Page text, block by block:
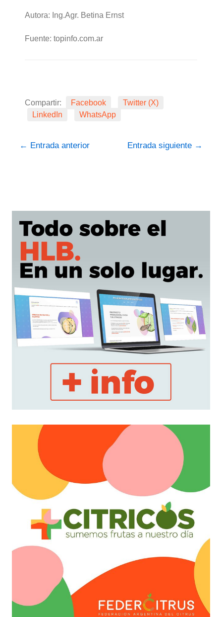
Autora: Ing.Agr. Betina Ernst
Fuente: topinfo.com.ar
Compartir: Facebook
Twitter (X)
LinkedIn
WhatsApp
← Entrada anterior Entrada siguiente →